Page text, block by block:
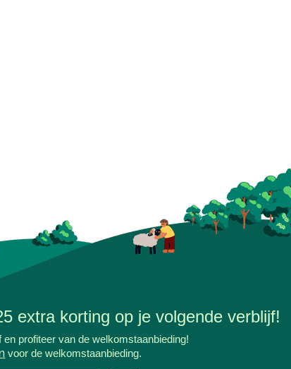
extra korting op je volgende verblijf!
profiteer van de welkomstaanbieding!
voor de welkomstaanbieding.